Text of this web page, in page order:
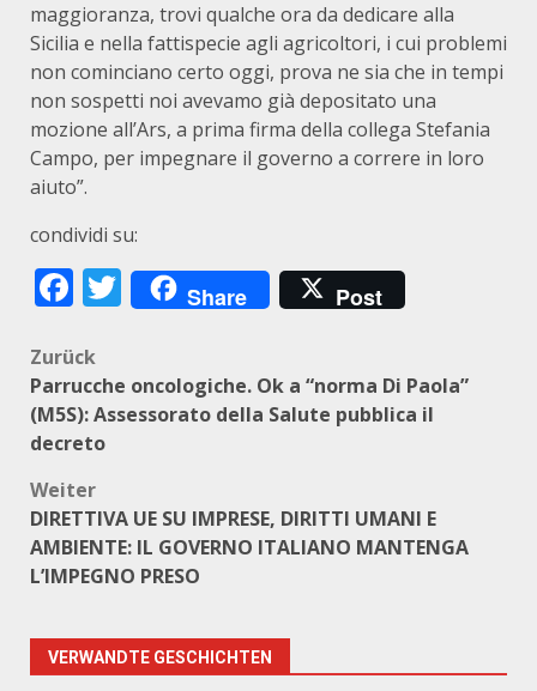
maggioranza, trovi qualche ora da dedicare alla
Sicilia e nella fattispecie agli agricoltori, i cui problemi
non cominciano certo oggi, prova ne sia che in tempi
non sospetti noi avevamo già depositato una
mozione all’Ars, a prima firma della collega Stefania
Campo, per impegnare il governo a correre in loro
aiuto”.
condividi su:
Facebook
Twitter
Share Post
Beitragsnavigation
Zurück
Parrucche oncologiche. Ok a “norma Di Paola”
(M5S): Assessorato della Salute pubblica il
decreto
Weiter
DIRETTIVA UE SU IMPRESE, DIRITTI UMANI E
AMBIENTE: IL GOVERNO ITALIANO MANTENGA
L’IMPEGNO PRESO
VERWANDTE GESCHICHTEN